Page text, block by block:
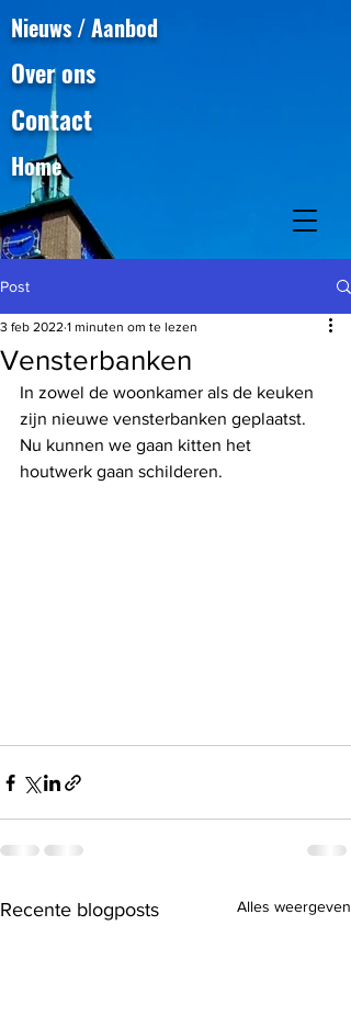
Nieuws / Aanbod
Over ons
Contact
Home
Post
Vensterbanken
3 feb 2022 1 minuten om te lezen
In zowel de woonkamer als de keuken
zijn nieuwe vensterbanken geplaatst.
Nu kunnen we gaan kitten het
houtwerk gaan schilderen.
Recente blogposts Alles weergeven